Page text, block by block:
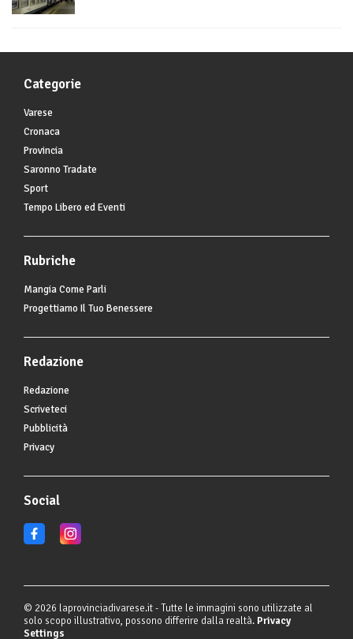
Categorie
Varese
Cronaca
Provincia
Saronno Tradate
Sport
Tempo Libero ed Eventi
Rubriche
Mangia Come Parli
Progettiamo Il Tuo Benessere
Redazione
Redazione
Scriveteci
Pubblicità
Privacy
Social
© 2026 laprovinciadivarese.it - Tutte le immagini sono utilizzate al
solo scopo illustrativo, possono differire dalla realtà. Privacy
Settings